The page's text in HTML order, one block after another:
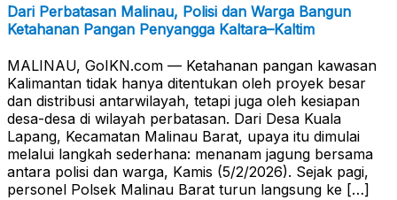
Dari Perbatasan Malinau, Polisi dan Warga Bangun
Ketahanan Pangan Penyangga Kaltara–Kaltim
MALINAU, GoIKN.com — Ketahanan pangan kawasan
Kalimantan tidak hanya ditentukan oleh proyek besar
dan distribusi antarwilayah, tetapi juga oleh kesiapan
desa-desa di wilayah perbatasan. Dari Desa Kuala
Lapang, Kecamatan Malinau Barat, upaya itu dimulai
melalui langkah sederhana: menanam jagung bersama
antara polisi dan warga, Kamis (5/2/2026). Sejak pagi,
personel Polsek Malinau Barat turun langsung ke […]